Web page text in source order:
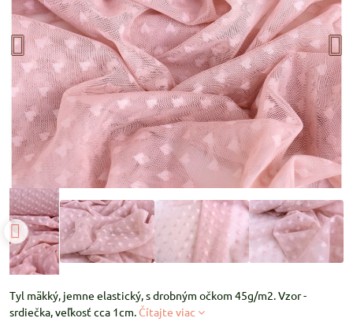
Tyl mäkký, jemne elastický, s drobným očkom 45g/m2. Vzor -
srdiečka, veľkosť cca 1cm. Čítajte viac